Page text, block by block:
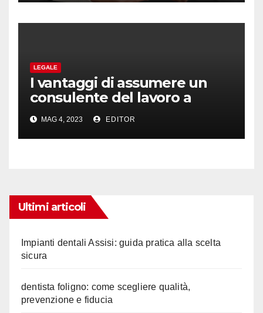
LEGALE
I vantaggi di assumere un
consulente del lavoro a
Bologna per la tua azienda
MAG 4, 2023 EDITOR
Ultimi articoli
Impianti dentali Assisi: guida pratica alla scelta
sicura
dentista foligno: come scegliere qualità,
prevenzione e fiducia